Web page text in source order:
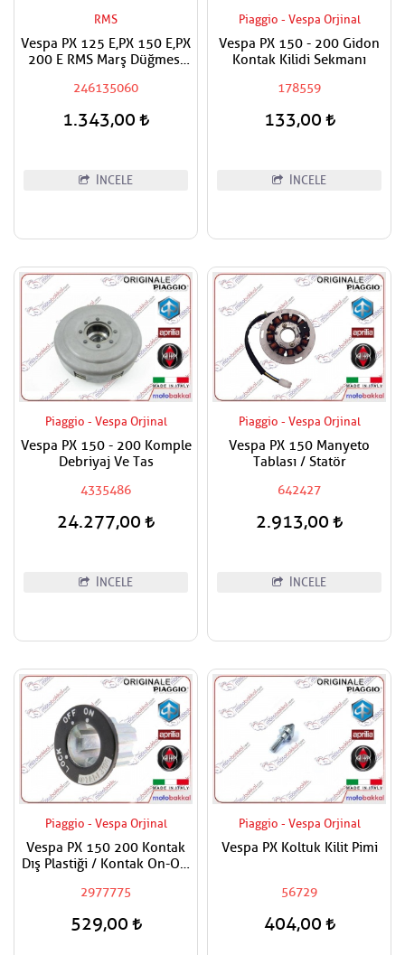
RMS
Vespa PX 125 E,PX 150 E,PX
200 E RMS Marş Düğmesi
246135060
1.343,00
İNCELE
Piaggio - Vespa Orjinal
Vespa PX 150 - 200 Gidon
Kontak Kilidi Sekmanı
178559
133,00
İNCELE
Piaggio - Vespa Orjinal
Vespa PX 150 - 200 Komple
Debriyaj Ve Tas
4335486
24.277,00
İNCELE
Piaggio - Vespa Orjinal
Vespa PX 150 Manyeto
Tablası / Statör
642427
2.913,00
İNCELE
Piaggio - Vespa Orjinal
Vespa PX 150 200 Kontak
Dış Plastiği / Kontak On-Off
2977775
529,00
Piaggio - Vespa Orjinal
Vespa PX Koltuk Kilit Pimi
56729
404,00